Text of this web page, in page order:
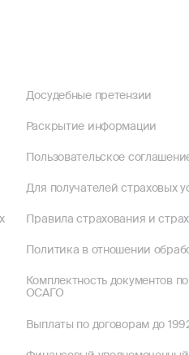
Досудебные претензии
Раскрытие информации
Пользовательское
Для получателей страховых
Правила страхования и
Политика в отношении
Комплектность документов
ОСАГО
Выплаты по договорам до